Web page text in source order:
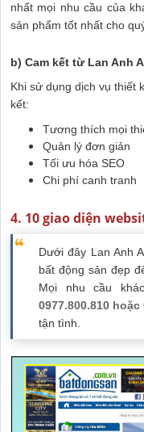
nhất mọi nhu cầu của
sản phẩm tốt nhất cho
b) Cam kết từ Lan Anh
Khi sử dụng dịch vụ thiết
kết:
Tương thích mọi
Quản lý đơn giản
Tối ưu hóa SEO
Chi phí canh tranh
4. 10 giao diện
Dưới đây Lan Anh
bất động sản đẹp
Mọi nhu cầu
0977.800.810 hoặc
tận tình.